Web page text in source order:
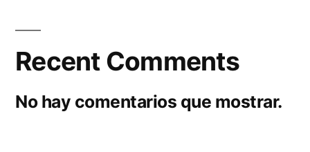
Recent Comments
No hay comentarios que mostrar.